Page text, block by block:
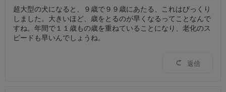
超大型の犬になると、９歳で９９歳にあたる、これはびっくり
しました。大きいほど、歳をとるのが早くなるってことなんで
すね。年間で１１歳もの歳を重ねていることになり、老化のス
ピードも早いんでしょうね。
返信